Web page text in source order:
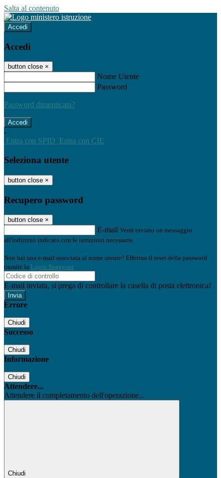
Salta al contenuto
Accedi
Accedi
button close ×
Nome Utente
Password
Password dimenticata?
-
Entra con SPID Entra con CIE
Seleziona utente
button close ×
Recupero password
button close ×
E-mail Verrà inviato un messaggio
all'indirizzo indicato con le istruzioni necessarie.
Non hai una e-mail associata al nome utente? Effettua il reset della password
tramite la Login Spaggiari
E-mail inviata, si prega di controllare la casella di posta elettronica!
Errore
Chiudi
Successo
Chiudi
Informazione
Chiudi
Attendere...
Attendere il completamento dell'operazione...
Chiudi